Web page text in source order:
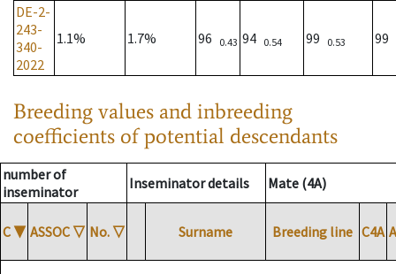
DE-2-
243-
340-
2022
1.1% 1.7% 96 0.43 94 0.54 99 0.53 99
Breeding values and inbreeding
coefficients of potential descendants
number of
inseminator
Inseminator details Mate (4A)
C ▼ ASSOC ▽ No. ▽ Surname Breeding line C4A